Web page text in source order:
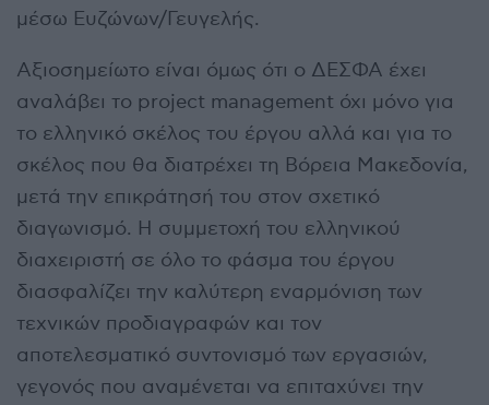
μέσω Ευζώνων/Γευγελής.
Αξιοσημείωτο είναι όμως ότι ο ΔΕΣΦΑ έχει
αναλάβει το project management όχι μόνο για
το ελληνικό σκέλος του έργου αλλά και για το
σκέλος που θα διατρέχει τη Βόρεια Μακεδονία,
μετά την επικράτησή του στον σχετικό
διαγωνισμό. Η συμμετοχή του ελληνικού
διαχειριστή σε όλο το φάσμα του έργου
διασφαλίζει την καλύτερη εναρμόνιση των
τεχνικών προδιαγραφών και τον
αποτελεσματικό συντονισμό των εργασιών,
γεγονός που αναμένεται να επιταχύνει την